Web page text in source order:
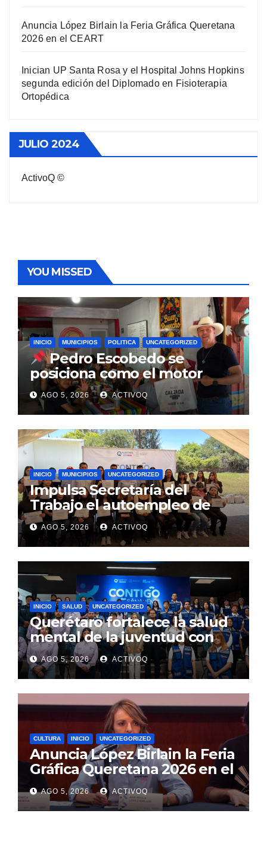
Anuncia López Birlain la Feria Gráfica Queretana
2026 en el CEART
Inician UP Santa Rosa y el Hospital Johns Hopkins
segunda edición del Diplomado en Fisioterapia
Ortopédica
JULIO 2024
ActivoQ ©
YOU MISSED
INICIO MUNICIPIOS POLITICA UNCATEGORIZED
Pedro Escobedo se
posiciona como el motor
estratégico para la
reconstrucción del PRI: Mario
Calzada
AGO 5, 2026 ACTIVOQ
INICIO MUNICIPIOS UNCATEGORIZED
Impulsa Secretaría del
Trabajo el autoempleo de
mujeres en Huimilpan
AGO 5, 2026 ACTIVOQ
INICIO SALUD UNCATEGORIZED
Querétaro fortalece la salud
mental de la juventud con
alcance estatal e impacto
internacional
AGO 5, 2026 ACTIVOQ
CULTURA INICIO UNCATEGORIZED
Anuncia López Birlain la Feria
Gráfica Queretana 2026 en el
CEART
AGO 5, 2026 ACTIVOQ